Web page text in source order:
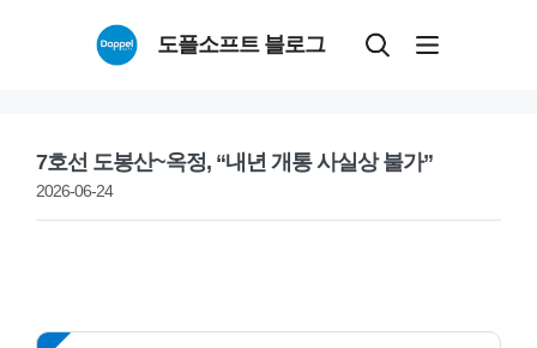
도플소프트 블로그
7호선 도봉산~옥정, “내년 개통 사실상 불가”
2026-06-24